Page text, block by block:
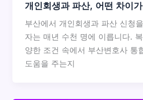
개인회생과 파산, 어떤 차이
부산에서 개인회생과 파산 신청
자는 매년 수천 명에 이릅니다.
양한 조건 속에서 부산변호사 통
도움을 주는지